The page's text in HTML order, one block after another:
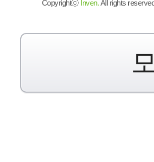
Copyrightⓒ Inven.All rights